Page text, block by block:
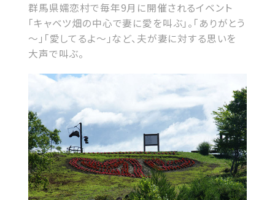
群馬県嬬恋村で毎年9月に開催されるイベント
「キャベツ畑の中心で妻に愛を叫ぶ」。「ありがとう
～」「愛してるよ～」など、夫が妻に対する思いを
大声で叫ぶ。